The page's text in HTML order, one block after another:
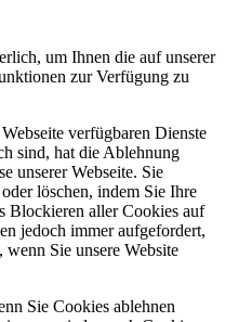
um Ihnen die auf unserer
zur Verfügung zu
verfügbaren Dienste
sind, hat die Ablehnung
unserer Webseite. Sie
löschen, indem Sie Ihre
Blockieren aller Cookies auf
jedoch immer aufgefordert,
Sie unsere Website
Sie Cookies ablehnen